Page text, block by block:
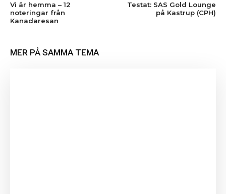
Vi är hemma – 12
noteringar från
Kanadaresan
Testat: SAS Gold Lounge
på Kastrup (CPH)
MER PÅ SAMMA TEMA